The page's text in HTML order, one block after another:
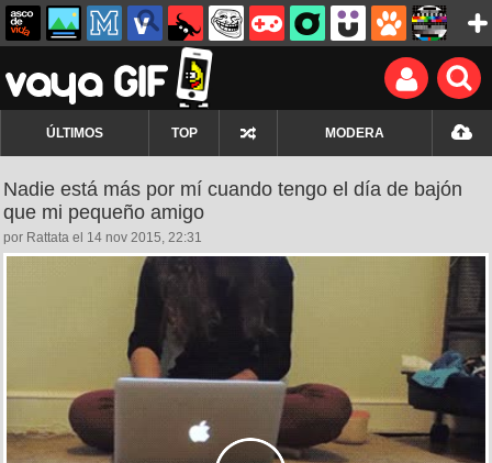
ÚLTIMOS TOP MODERA
Nadie está más por mí cuando tengo el día de bajón
que mi pequeño amigo
por Rattata el 14 nov 2015, 22:31